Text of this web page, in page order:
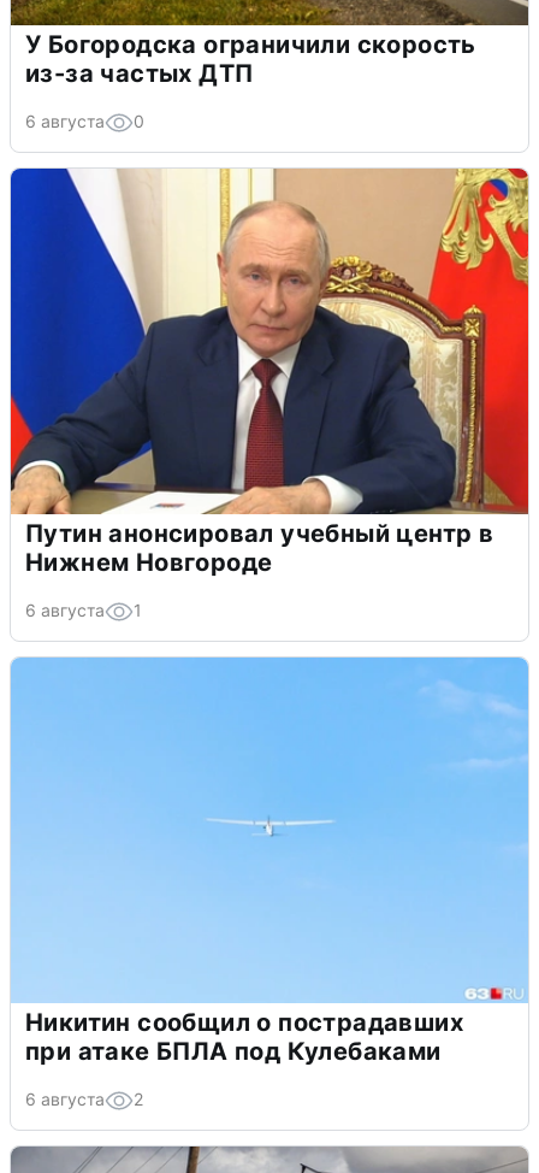
У Богородска ограничили скорость
из-за частых ДТП
6 августа 0
Путин анонсировал учебный центр в
Нижнем Новгороде
6 августа 1
Никитин сообщил о пострадавших
при атаке БПЛА под Кулебаками
6 августа 2